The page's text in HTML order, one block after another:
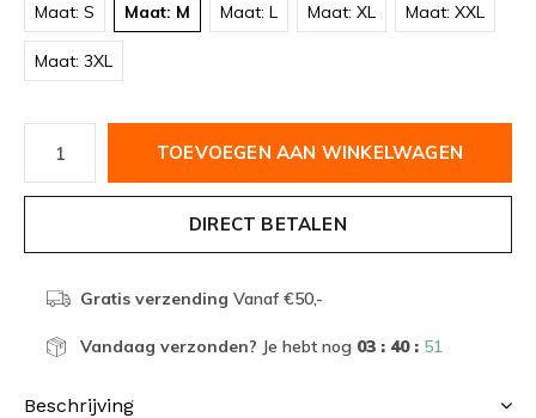
Maat: S Maat: M Maat: L Maat: XL Maat: XXL
Maat: 3XL
TOEVOEGEN AAN WINKELWAGEN
DIRECT BETALEN
Gratis verzending Vanaf €50,-
Vandaag verzonden? Je hebt nog 03 : 40 : 50
Beschrijving